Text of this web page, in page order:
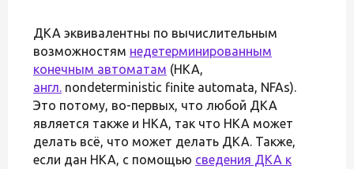
ДКА эквивалентны по вычислительным
возможностям недетерминированным
конечным автоматам (НКА,
англ. nondeterministic finite automata, NFAs).
Это потому, во-первых, что любой ДКА
является также и НКА, так что НКА может
делать всё, что может делать ДКА. Также,
если дан НКА, с помощью сведения ДКА к